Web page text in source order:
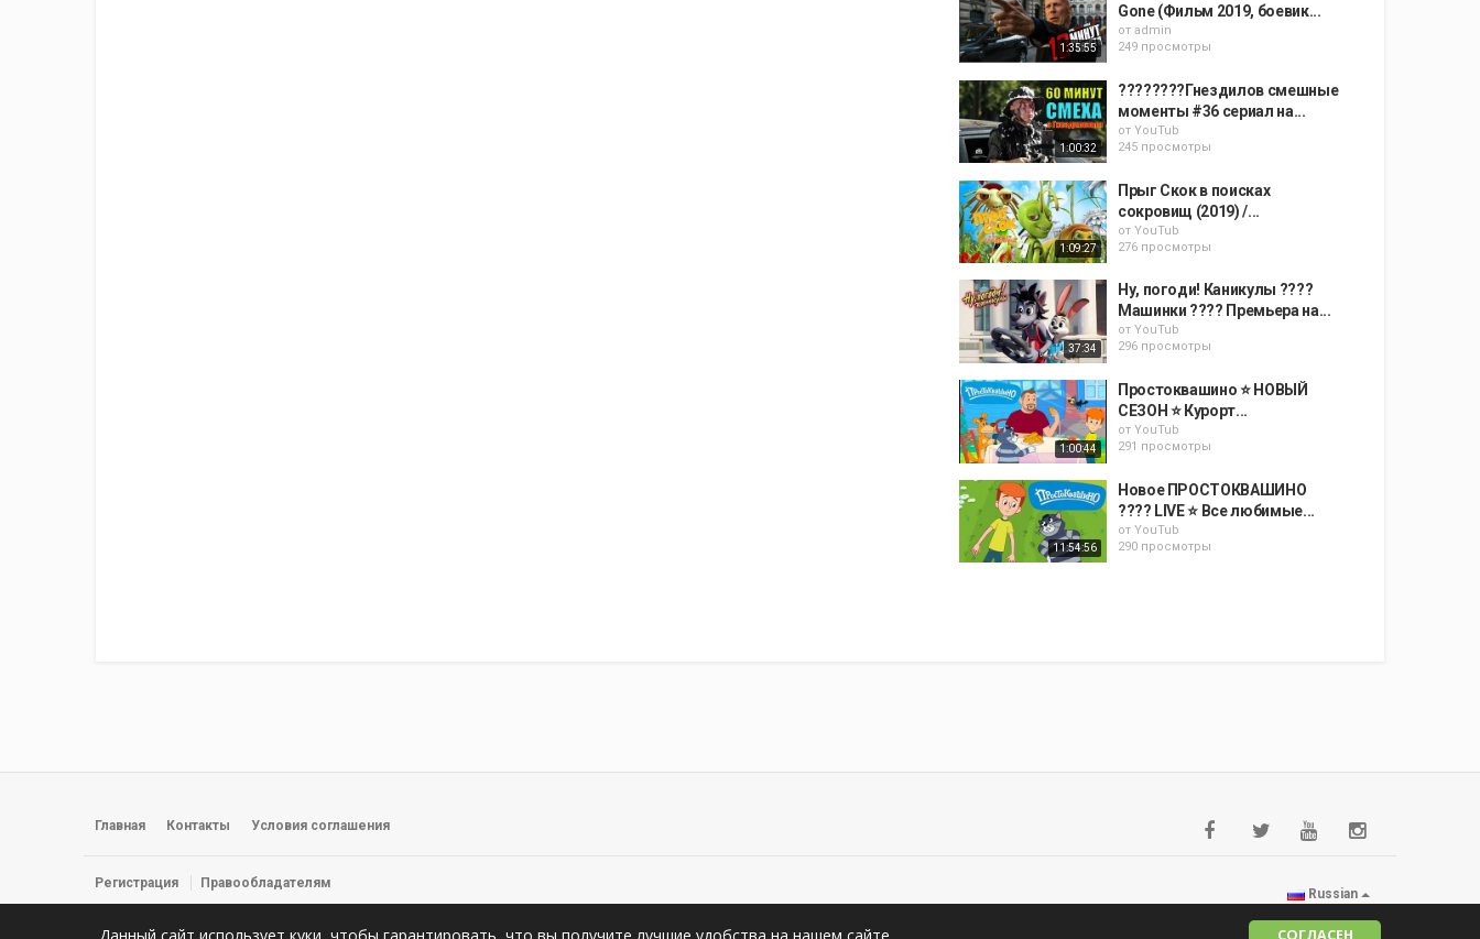
СОГЛАСЕН
1:35:55
Gone (Фильм 2019, боевик...
от admin
249 просмотры
1:00:32
????????Гнездилов смешные
моменты #36 сериал на...
от YouTub
245 просмотры
1:09:27
Прыг Скок в поисках
сокровищ (2019) /...
от YouTub
276 просмотры
37:34
Ну, погоди! Каникулы ????
Машинки ???? Премьера на...
от YouTub
296 просмотры
1:00:44
Простоквашино ⭐ НОВЫЙ
СЕЗОН ⭐ Курорт...
от YouTub
291 просмотры
11:54:56
Новое ПРОСТОКВАШИНО
???? LIVE ⭐ Все любимые...
от YouTub
290 просмотры
Главная Контакты Условия соглашения
Регистрация
Правообладателям
Russian